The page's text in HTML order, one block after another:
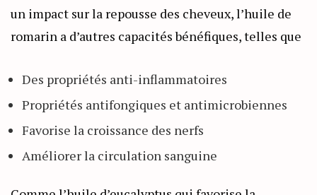
un impact sur la repousse des cheveux, l’huile de
romarin a d’autres capacités bénéfiques, telles que
Des propriétés anti-inflammatoires
Propriétés antifongiques et antimicrobiennes
Favorise la croissance des nerfs
Améliorer la circulation sanguine